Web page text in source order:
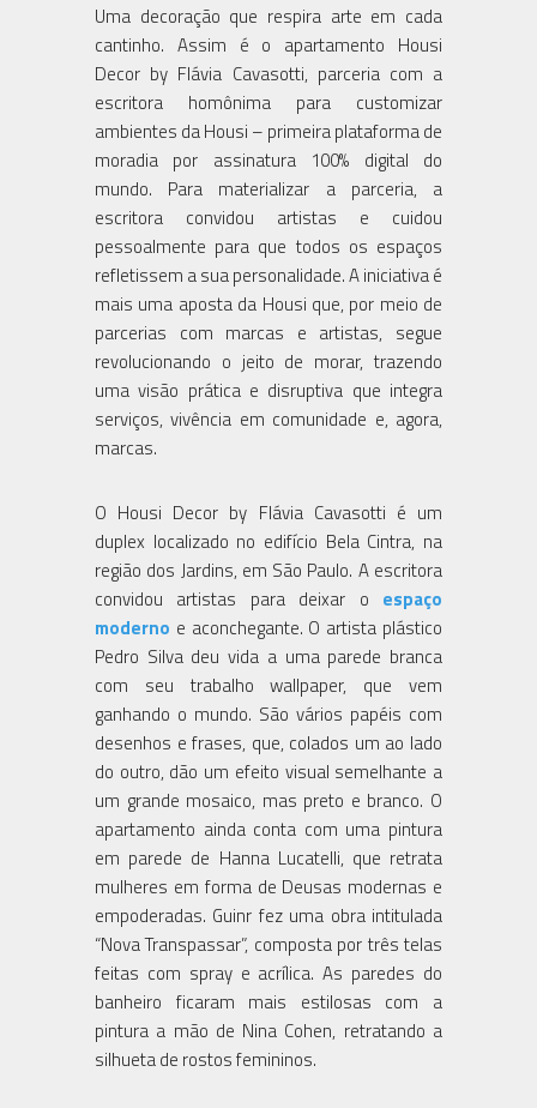
Uma decoração que respira arte em cada
cantinho. Assim é o apartamento Housi
Decor by Flávia Cavasotti, parceria com a
escritora homônima para customizar
ambientes da Housi – primeira plataforma de
moradia por assinatura 100% digital do
mundo. Para materializar a parceria, a
escritora convidou artistas e cuidou
pessoalmente para que todos os espaços
refletissem a sua personalidade. A iniciativa é
mais uma aposta da Housi que, por meio de
parcerias com marcas e artistas, segue
revolucionando o jeito de morar, trazendo
uma visão prática e disruptiva que integra
serviços, vivência em comunidade e, agora,
marcas.
O Housi Decor by Flávia Cavasotti é um
duplex localizado no edifício Bela Cintra, na
região dos Jardins, em São Paulo. A escritora
convidou artistas para deixar o espaço
moderno e aconchegante. O artista plástico
Pedro Silva deu vida a uma parede branca
com seu trabalho wallpaper, que vem
ganhando o mundo. São vários papéis com
desenhos e frases, que, colados um ao lado
do outro, dão um efeito visual semelhante a
um grande mosaico, mas preto e branco. O
apartamento ainda conta com uma pintura
em parede de Hanna Lucatelli, que retrata
mulheres em forma de Deusas modernas e
empoderadas. Guinr fez uma obra intitulada
“Nova Transpassar”, composta por três telas
feitas com spray e acrílica. As paredes do
banheiro ficaram mais estilosas com a
pintura a mão de Nina Cohen, retratando a
silhueta de rostos femininos.